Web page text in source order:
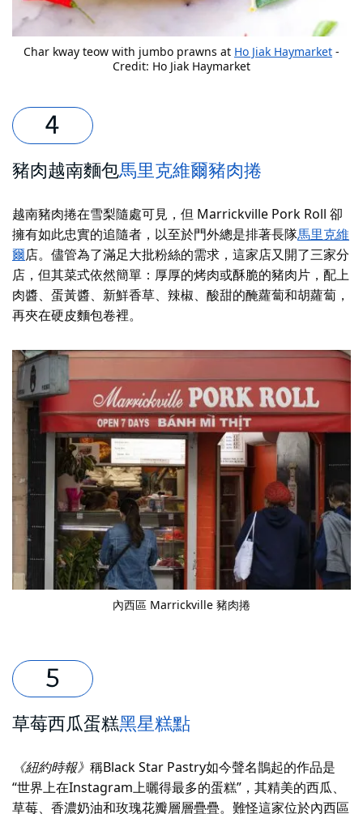
Char kway teow with jumbo prawns at Ho Jiak Haymarket -
Credit: Ho Jiak Haymarket
豬肉越南麵包馬里克維爾豬肉捲
越南豬肉捲在雪梨隨處可見，但 Marrickville Pork Roll 卻
擁有如此忠實的追隨者，以至於門外總是排著長隊馬里克維
爾店。儘管為了滿足大批粉絲的需求，這家店又開了三家分
店，但其菜式依然簡單：厚厚的烤肉或酥脆的豬肉片，配上
肉醬、蛋黃醬、新鮮香草、辣椒、酸甜的醃蘿蔔和胡蘿蔔，
再夾在硬皮麵包卷裡。
內西區 Marrickville 豬肉捲
草莓西瓜蛋糕黑星糕點
《紐約時報》 稱Black Star Pastry如今聲名鵲起的作品是
“世界上在Instagram上曬得最多的蛋糕”，其精美的西瓜、
草莓、香濃奶油和玫瑰花瓣層層疊疊。難怪這家位於內西區